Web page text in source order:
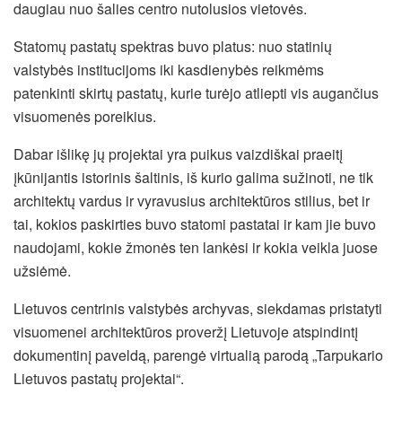
daugiau nuo šalies centro nutolusios vietovės.
Statomų pastatų spektras buvo platus: nuo statinių
valstybės institucijoms iki kasdienybės reikmėms
patenkinti skirtų pastatų, kurie turėjo atliepti vis augančius
visuomenės poreikius.
Dabar išlikę jų projektai yra puikus vaizdiškai praeitį
įkūnijantis istorinis šaltinis, iš kurio galima sužinoti, ne tik
architektų vardus ir vyravusius architektūros stilius, bet ir
tai, kokios paskirties buvo statomi pastatai ir kam jie buvo
naudojami, kokie žmonės ten lankėsi ir kokia veikla juose
užsiėmė.
Lietuvos centrinis valstybės archyvas, siekdamas pristatyti
visuomenei architektūros proveržį Lietuvoje atspindintį
dokumentinį paveldą, parengė virtualią parodą „Tarpukario
Lietuvos pastatų projektai“.